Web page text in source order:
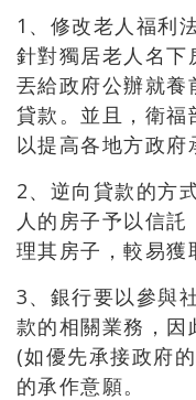
1、修改老人福利
針對獨居老人名下
丟給政府公辦就養
貸款。並且，衛福
以提高各地方政府
2、逆向貸款的方
人的房子予以信
理其房子，較易獲
3、銀行要以參與
款的相關業務，因
(如優先承接政府
的承作意願。